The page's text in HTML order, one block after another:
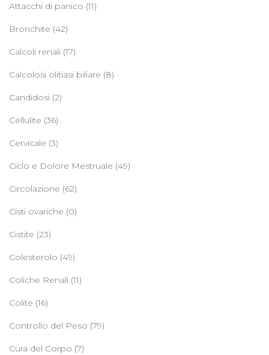
Attacchi di panico (11)
Bronchite (42)
Calcoli renali (17)
Calcolosi olitiasi biliare (8)
Candidosi (2)
Cellulite (36)
Cervicale (3)
Ciclo e Dolore Mestruale (49)
Circolazione (62)
Cisti ovariche (0)
Cistite (23)
Colesterolo (49)
Coliche Renali (11)
Colite (16)
Controllo del Peso (79)
Cura del Corpo (7)